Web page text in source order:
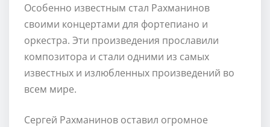
Особенно известным стал Рахманинов
своими концертами для фортепиано и
оркестра. Эти произведения прославили
композитора и стали одними из самых
известных и излюбленных произведений во
всем мире.
Сергей Рахманинов оставил огромное